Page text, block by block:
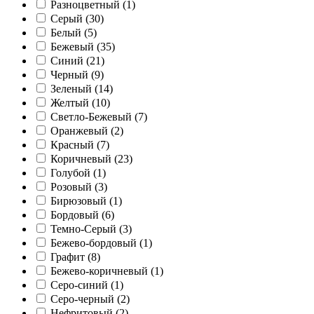
Разноцветный (1)
Серый (30)
Белый (5)
Бежевый (35)
Синий (21)
Черный (9)
Зеленый (14)
Желтый (10)
Светло-Бежевый (7)
Оранжевый (2)
Красный (7)
Коричневый (23)
Голубой (1)
Розовый (3)
Бирюзовый (1)
Бордовый (6)
Темно-Серый (3)
Бежево-бордовый (1)
Графит (8)
Бежево-коричневый (1)
Серо-синий (1)
Серо-черный (2)